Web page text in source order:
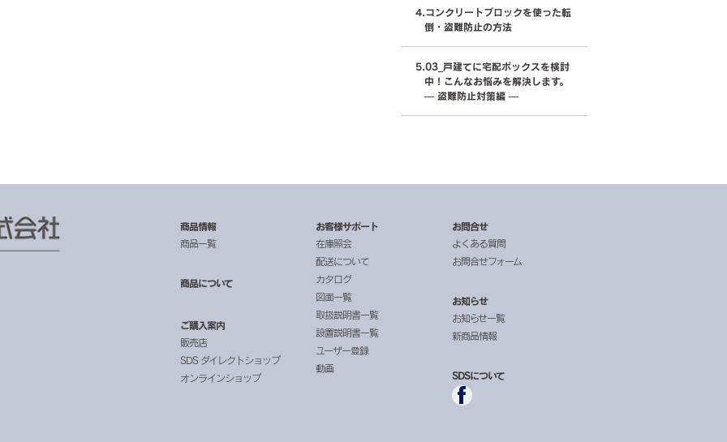
コンクリートブロックを使った転
倒・盗難防止の方法
03_戸建てに宅配ボックスを検討
中！こんなお悩みを解決します。
— 盗難防止対策編 —
商品情報
商品一覧
商品について
ご購入案内
販売店
SDS ダイレクトショップ
オンラインショップ
お客様サポート
在庫照会
配送について
カタログ
図面一覧
取扱説明書一覧
設置説明書一覧
ユーザー登録
動画
お問合せ
よくある質問
お問合せフォーム
お知らせ
お知らせ一覧
新商品情報
SDSについて